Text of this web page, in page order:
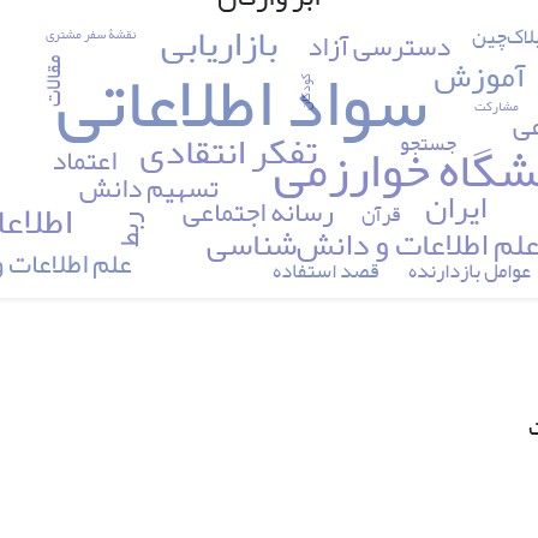
سواد اطلاعاتی
خوارزمی
بازاریابی
تفکر انتقادی
ایران
آموزش
علم اطلاعات و دانش‌شناسی
تسهیم دانشرسانه اجتماعی
علم
دسترسی آزاد
اعتماد
ربط
قرآن
جستجو
عوامل بازدارنده
مقالات
قصد استفاده
نقشۀ سفر مشتری
مشارکت کودکان